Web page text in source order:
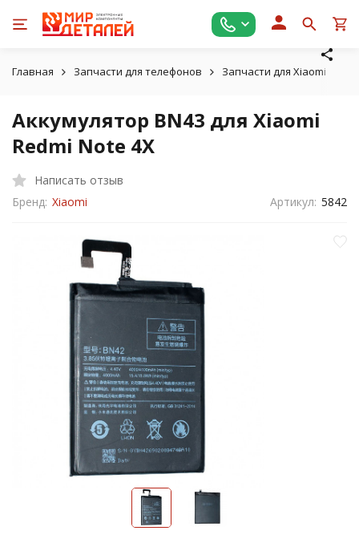
Главная Запчасти для телефонов Запчасти для Xiaomi
Аккумулятор BN43 для Xiaomi
Redmi Note 4X
Написать отзыв
Бренд: Xiaomi Артикул: 5842